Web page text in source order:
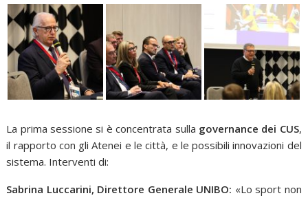
La prima sessione si è concentrata sulla governance dei CUS,
il rapporto con gli Atenei e le città, e le possibili innovazioni del
sistema. Interventi di:
Sabrina Luccarini, Direttore Generale UNIBO: «Lo sport non